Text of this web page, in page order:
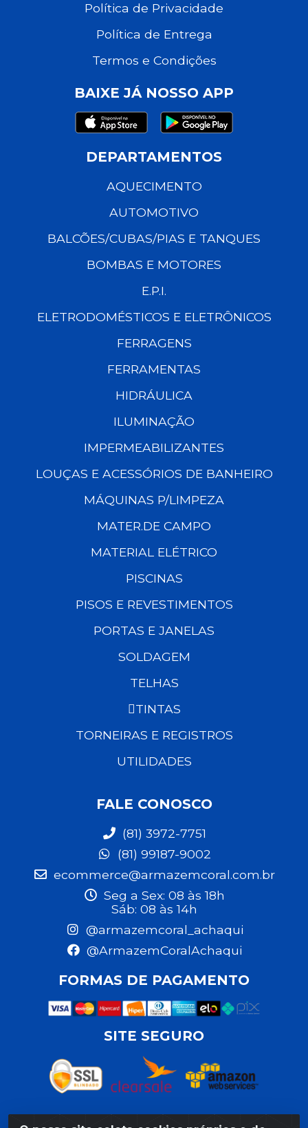
Política de Privacidade
Política de Entrega
Termos e Condições
BAIXE JÁ NOSSO APP
DEPARTAMENTOS
AQUECIMENTO
AUTOMOTIVO
BALCÕES/CUBAS/PIAS E TANQUES
BOMBAS E MOTORES
E.P.I.
ELETRODOMÉSTICOS E ELETRÔNICOS
FERRAGENS
FERRAMENTAS
HIDRÁULICA
ILUMINAÇÃO
IMPERMEABILIZANTES
LOUÇAS E ACESSÓRIOS DE BANHEIRO
MÁQUINAS P/LIMPEZA
MATER.DE CAMPO
MATERIAL ELÉTRICO
PISCINAS
PISOS E REVESTIMENTOS
PORTAS E JANELAS
SOLDAGEM
TELHAS
TINTAS
TORNEIRAS E REGISTROS
UTILIDADES
FALE CONOSCO
(81) 3972-7751
(81) 99187-9002
ecommerce@armazemcoral.com.br
Seg a Sex: 08 às 18h
Sáb: 08 às 14h
@armazemcoral_achaqui
@ArmazemCoralAchaqui
FORMAS DE PAGAMENTO
SITE SEGURO